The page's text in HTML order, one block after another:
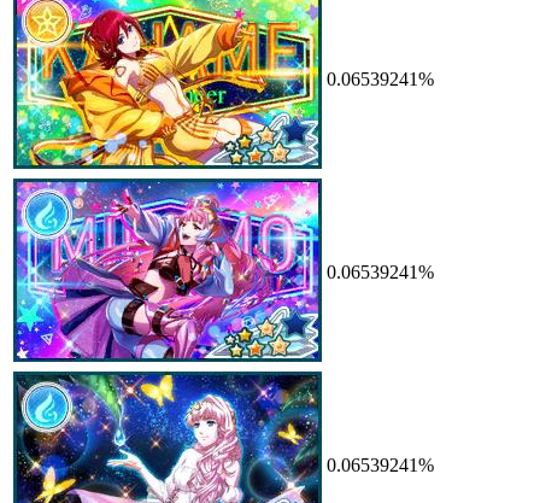
0.06539241%
0.06539241%
0.06539241%